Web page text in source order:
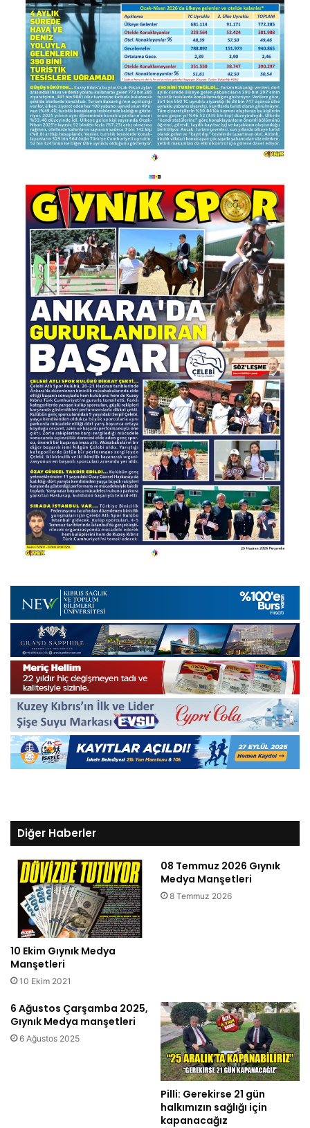
Diğer Haberler
10 Ekim Gıynık Medya
Manşetleri
10 Ekim 2021
08 Temmuz 2026 Gıynık
Medya Manşetleri
8 Temmuz 2026
6 Ağustos Çarşamba 2025,
Gıynık Medya manşetleri
6 Ağustos 2025
Pilli: Gerekirse 21 gün
halkımızın sağlığı için
kapanacağız